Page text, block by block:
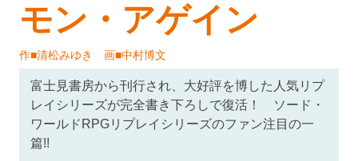
モン・アゲイン
作■清松みゆき 画■中村博文
富士見書房から刊行され、大好評を博した人気リプ
レイシリーズが完全書き下ろしで復活！ ソード・
ワールドRPGリプレイシリーズのファン注目の一
篇!!